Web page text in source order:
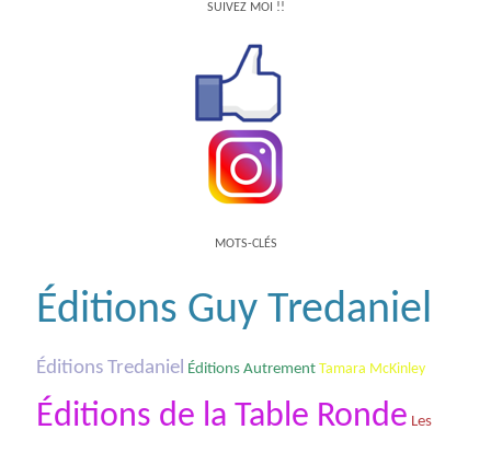
SUIVEZ MOI !!
MOTS-CLÉS
Éditions Guy Tredaniel
Éditions Tredaniel Éditions Autrement Tamara McKinley
Éditions de la Table Ronde Les